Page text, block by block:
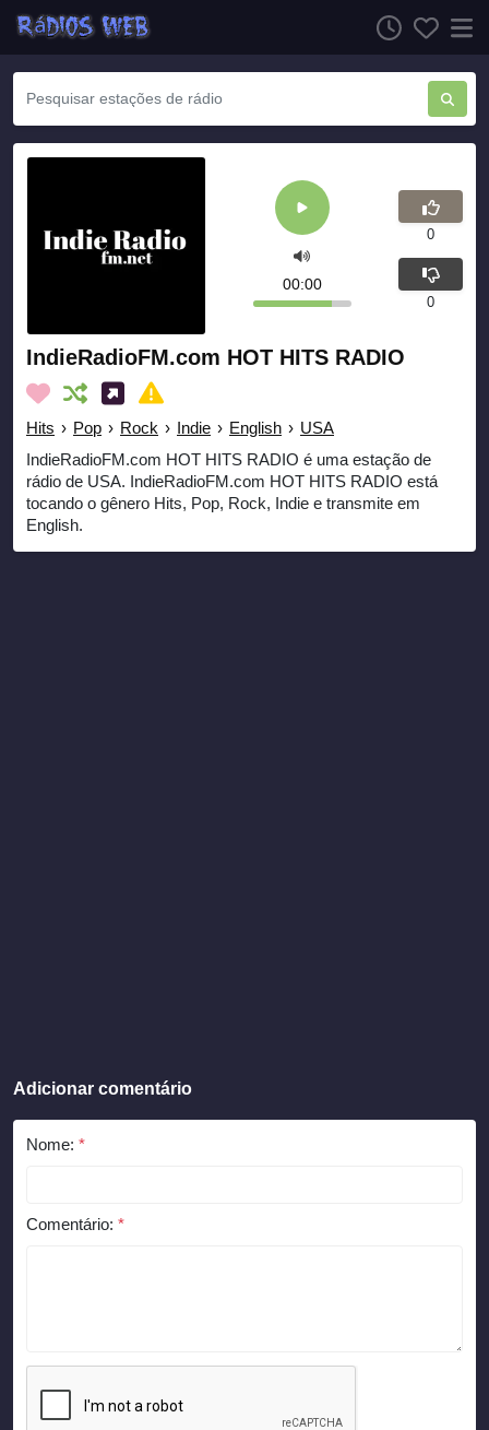
IndieRadioFM.com HOT HITS RADIO
Hits › Pop › Rock › Indie › English › USA
IndieRadioFM.com HOT HITS RADIO é uma estação de
rádio de USA. IndieRadioFM.com HOT HITS RADIO está
tocando o gênero Hits, Pop, Rock, Indie e transmite em
English.
00:00
0
0
Adicionar comentário
Nome: *
Comentário: *